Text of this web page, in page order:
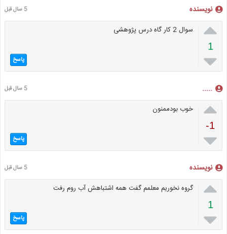
نویسنده 5 سال قبل

1

سوال 2 کار گاه درس پژوهشی
پاسخ
..... 5 سال قبل

-1

خوب بودممنون
پاسخ
نویسنده 5 سال قبل

1

گروه نخوریم معلمم گفت همه اشتباهش آب روم رفت
پاسخ